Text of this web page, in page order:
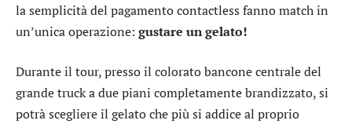
la semplicità del pagamento contactless fanno match in
un’unica operazione: gustare un gelato!
Durante il tour, presso il colorato bancone centrale del
grande truck a due piani completamente brandizzato, si
potrà scegliere il gelato che più si addice al proprio